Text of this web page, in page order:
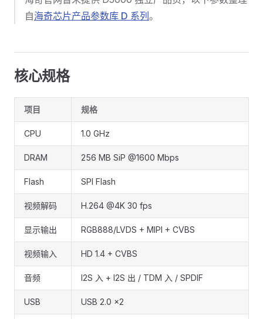
自海奇芯片产品参数库 D 系列 。
核心规格
项目 规格
CPU 1.0 GHz
DRAM 256 MB SiP @1600 Mbps
Flash SPI Flash
视频解码 H.264 @4K 30 fps
显示输出 RGB888/LVDS + MIPI + CVBS
视频输入 HD 1.4 + CVBS
音频 I2S 入 + I2S 出 / TDM 入 / SPDIF
USB USB 2.0 ×2